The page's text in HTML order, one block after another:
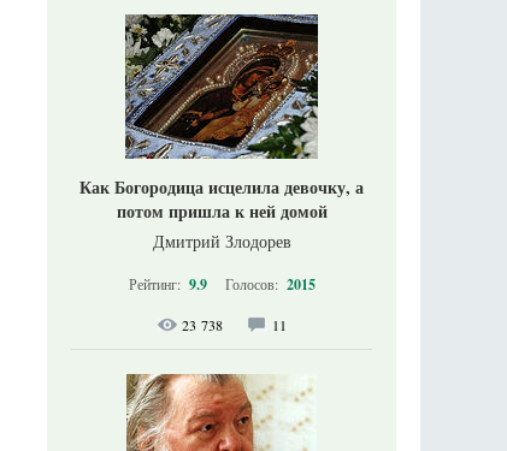
Как Богородица исцелила девочку, а
потом пришла к ней домой
Дмитрий Злодорев
Рейтинг: 9.9 Голосов: 2015
23 738 11